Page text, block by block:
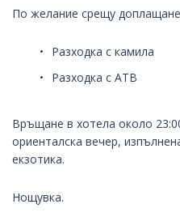
По желание срещу
Разходка с камила
Разходка с АТВ
Връщане в хотела около
ориенталска вечер,
екзотика.
Нощувка.